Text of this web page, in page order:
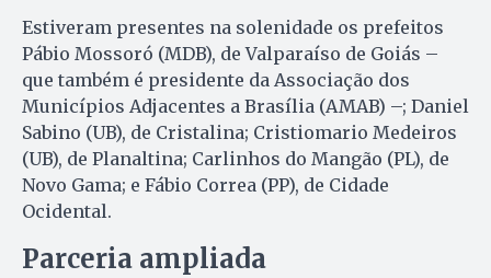
Estiveram presentes na solenidade os prefeitos
Pábio Mossoró (MDB), de Valparaíso de Goiás –
que também é presidente da Associação dos
Municípios Adjacentes a Brasília (AMAB) –; Daniel
Sabino (UB), de Cristalina; Cristiomario Medeiros
(UB), de Planaltina; Carlinhos do Mangão (PL), de
Novo Gama; e Fábio Correa (PP), de Cidade
Ocidental.
Parceria ampliada